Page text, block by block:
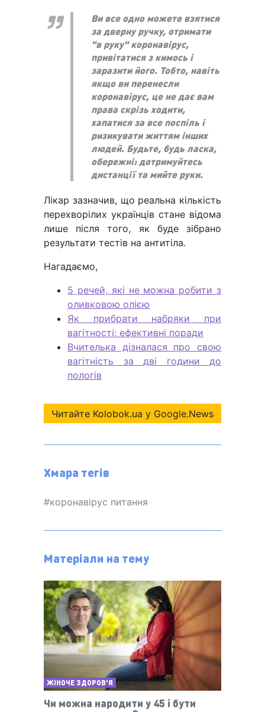
Ви все одно можете взятися
за дверну ручку, отримати
"в руку" коронавірус,
привітатися з кимось і
заразити його. Тобто, навіть
якщо ви перенесли
коронавірус, це не дає вам
права скрізь ходити,
хапатися за все поспіль і
ризикувати життям інших
людей. Будьте, будь ласка,
обережні: дотримуйтесь
дистанції та мийте руки.
Лікар зазначив, що реальна кількість
перехворілих українців стане відома
лише після того, як буде зібрано
результати тестів на антитіла.
Нагадаємо,
5 речей, які не можна робити з
оливковою олією
Як прибрати набряки при
вагітності: ефективні поради
Вчителька дізналася про свою
вагітність за дві години до
пологів
Читайте Kolobok.ua у Google.News
Хмара тегів
коронавірус питання
Матеріали на тему
ЖІНОЧЕ ЗДОРОВ'Я
Чи можна народити у 45 і бути